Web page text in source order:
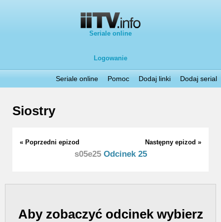
Seriale online
Logowanie
Seriale online Pomoc Dodaj linki Dodaj serial
Siostry
« Poprzedni epizod Następny epizod »
s05e25Odcinek 25
Aby zobaczyć odcinek wybierz